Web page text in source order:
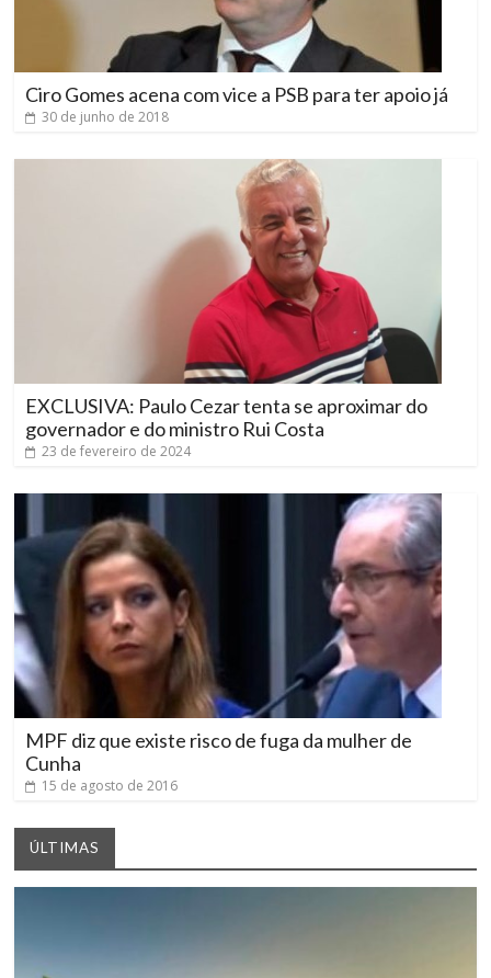
Ciro Gomes acena com vice a PSB para ter apoio já
30 de junho de 2018
EXCLUSIVA: Paulo Cezar tenta se aproximar do
governador e do ministro Rui Costa
23 de fevereiro de 2024
MPF diz que existe risco de fuga da mulher de
Cunha
15 de agosto de 2016
ÚLTIMAS